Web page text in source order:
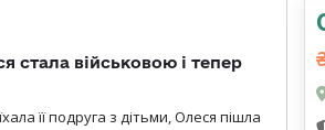
стала військовою і тепер
її подруга з дітьми, Олеся пішла